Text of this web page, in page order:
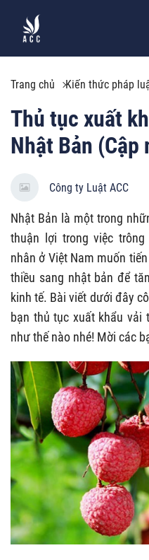
Trang chủ Kiến thức pháp
Thủ tục xuất
Nhật Bản (Cập
Công ty Luật ACC
Nhật Bản là một trong
thuận lợi trong việc
nhân ở Việt Nam muốn
thiều sang nhật bản để
kinh tế. Bài viết dưới đây
bạn thủ tục xuất khẩu vải
như thế nào nhé! Mời các